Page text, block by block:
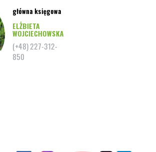
główna księgowa
ELŻBIETA
WOJCIECHOWSKA
(+48) 227-312-
850